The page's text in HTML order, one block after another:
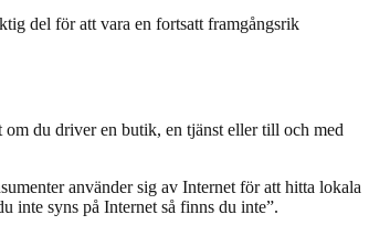
del för att vara en fortsatt framgångsrik
du driver en butik, en tjänst eller till och med
använder sig av Internet för att hitta lokala
inte syns på Internet så finns du inte”.